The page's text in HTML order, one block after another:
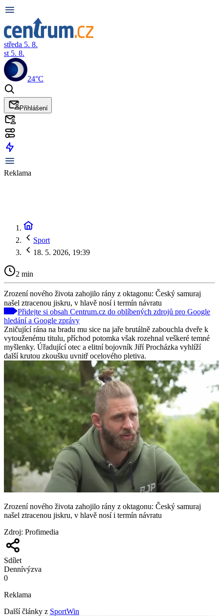
středa 5. 8.
st 5. 8.
24°C
Přihlášení
Reklama
Sport
18. 5. 2026, 19:39
2 min
Zrození nového života zahojilo rány z oktagonu: Český samuraj
našel ztracenou jiskru, v hlavě nosí i termín návratu
Přidejte si obsah Centrum.cz do oblíbených zdrojů pro Google
hledání a Google zprávy
Zničující rána na bradu mu sice na jaře brutálně zabouchla dveře k
vytouženému titulu, příchod potomka však rozehnal veškeré temné
myšlenky. Úřadující otec a elitní bojovník Jiří Procházka vyhlíží
další krutou zkoušku uvnitř ocelového pletiva.
Zrození nového života zahojilo rány z oktagonu: Český samuraj
našel ztracenou jiskru, v hlavě nosí i termín návratu
Zdroj: Profimedia
Sdílet
Dennívýzva
0
Reklama
Další články z SportWin